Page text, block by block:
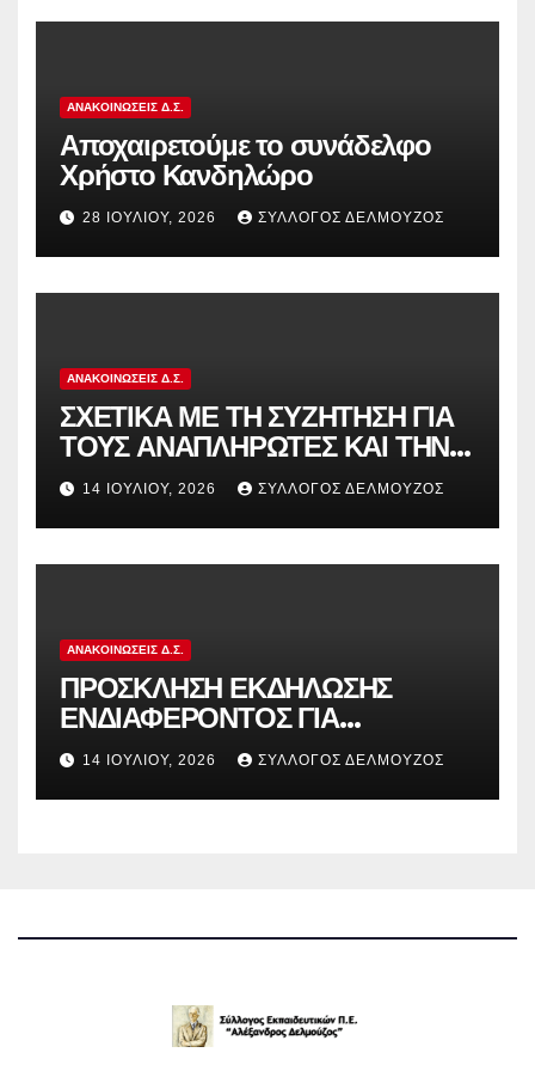
αντιδραστική αξιολόγηση!
ΑΝΑΚΟΙΝΏΣΕΙΣ Δ.Σ.
Αποχαιρετούμε το συνάδελφο
Χρήστο Κανδηλώρο
28 ΙΟΥΛΊΟΥ, 2026 ΣΎΛΛΟΓΟΣ ΔΕΛΜΟΎΖΟΣ
ΑΝΑΚΟΙΝΏΣΕΙΣ Δ.Σ.
ΣΧΕΤΙΚΑ ΜΕ ΤΗ ΣΥΖΗΤΗΣΗ ΓΙΑ
ΤΟΥΣ ΑΝΑΠΛΗΡΩΤΕΣ ΚΑΙ ΤΗΝ
ΠΑΡΑΠΟΜΠΗ ΤΗΣ ΕΛΛΑΔΑΣ
ΣΤΟ ΕΥΡΩΠΑΪΚΟ ΔΙΚΑΣΤΗΡΙΟ
14 ΙΟΥΛΊΟΥ, 2026 ΣΎΛΛΟΓΟΣ ΔΕΛΜΟΎΖΟΣ
ΑΝΑΚΟΙΝΏΣΕΙΣ Δ.Σ.
ΠΡΟΣΚΛΗΣΗ ΕΚΔΗΛΩΣΗΣ
ΕΝΔΙΑΦΕΡΟΝΤΟΣ ΓΙΑ
ΚΑΤΑΣΚΗΝΩΣΕΙΣ ΔΟΕ
14 ΙΟΥΛΊΟΥ, 2026 ΣΎΛΛΟΓΟΣ ΔΕΛΜΟΎΖΟΣ